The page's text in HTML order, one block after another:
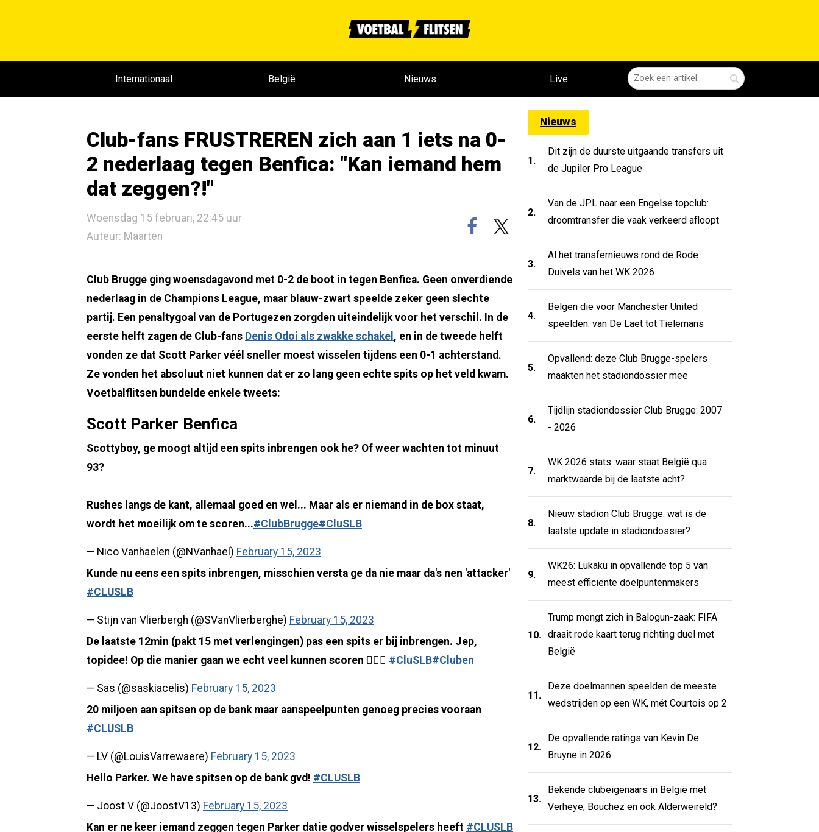
Internationaal België Nieuws Live
Club-fans FRUSTREREN zich aan 1 iets na 0-
2 nederlaag tegen Benfica: "Kan iemand hem
dat zeggen?!"
Woensdag 15 februari, 22:45 uur
Auteur: Maarten
Club Brugge ging woensdagavond met 0-2 de boot in tegen Benfica. Geen onverdiende
nederlaag in de Champions League, maar blauw-zwart speelde zeker geen slechte
partij. Een penaltygoal van de Portugezen zorgden uiteindelijk voor het verschil. In de
eerste helft zagen de Club-fans Denis Odoi als zwakke schakel , en in de tweede helft
vonden ze dat Scott Parker véél sneller moest wisselen tijdens een 0-1 achterstand.
Ze vonden het absoluut niet kunnen dat er zo lang geen echte spits op het veld kwam.
Voetbalflitsen bundelde enkele tweets:
Scott Parker Benfica
Scottyboy, ge moogt altijd een spits inbrengen ook he? Of weer wachten tot minuut
93?
Rushes langs de kant, allemaal goed en wel... Maar als er niemand in de box staat,
wordt het moeilijk om te scoren...#ClubBrugge#CluSLB
— Nico Vanhaelen (@NVanhael) February 15, 2023
Kunde nu eens een spits inbrengen, misschien versta ge da nie maar da's nen 'attacker'
#CLUSLB
— Stijn van Vlierbergh (@SVanVlierberghe) February 15, 2023
De laatste 12min (pakt 15 met verlengingen) pas een spits er bij inbrengen. Jep,
topidee! Op die manier gaan we echt veel kunnen scoren 🤦🏼‍♀️ #CluSLB#Cluben
— Sas (@saskiacelis) February 15, 2023
20 miljoen aan spitsen op de bank maar aanspeelpunten genoeg precies vooraan
#CLUSLB
— LV (@LouisVarrewaere) February 15, 2023
Hello Parker. We have spitsen op de bank gvd! #CLUSLB
— Joost V (@JoostV13) February 15, 2023
Kan er ne keer iemand zeggen tegen Parker datie godver wisselspelers heeft #CLUSLB
Nieuws
1.
Dit zijn de duurste uitgaande transfers uit
de Jupiler Pro League
2.
Van de JPL naar een Engelse topclub:
droomtransfer die vaak verkeerd afloopt
3.
Al het transfernieuws rond de Rode
Duivels van het WK 2026
4.
Belgen die voor Manchester United
speelden: van De Laet tot Tielemans
5.
Opvallend: deze Club Brugge-spelers
maakten het stadiondossier mee
6.
Tijdlijn stadiondossier Club Brugge: 2007
- 2026
7.
WK 2026 stats: waar staat België qua
marktwaarde bij de laatste acht?
8.
Nieuw stadion Club Brugge: wat is de
laatste update in stadiondossier?
9.
WK26: Lukaku in opvallende top 5 van
meest efficiënte doelpuntenmakers
10.
Trump mengt zich in Balogun-zaak: FIFA
draait rode kaart terug richting duel met
België
11.
Deze doelmannen speelden de meeste
wedstrijden op een WK, mét Courtois op 2
12.
De opvallende ratings van Kevin De
Bruyne in 2026
13.
Bekende clubeigenaars in België met
Verheye, Bouchez en ook Alderweireld?